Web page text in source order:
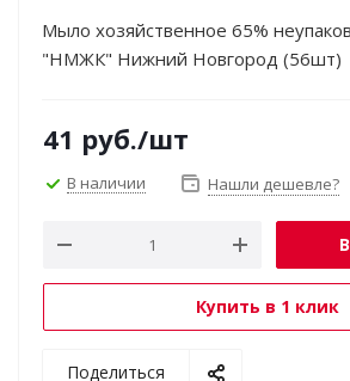
Мыло хозяйственное 65%
"НМЖК" Нижний Новгород (56шт)
41 руб./шт
В наличии Нашли дешевле?
Купить в 1 клик
Поделиться